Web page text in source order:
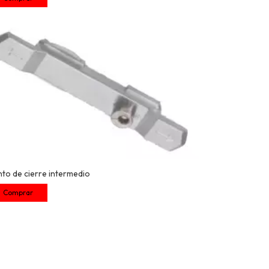
de cierre intermedio